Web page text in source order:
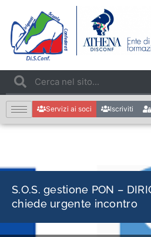
Servizi ai soci Iscriviti
S.O.S. gestione PON –
chiede urgente incontro